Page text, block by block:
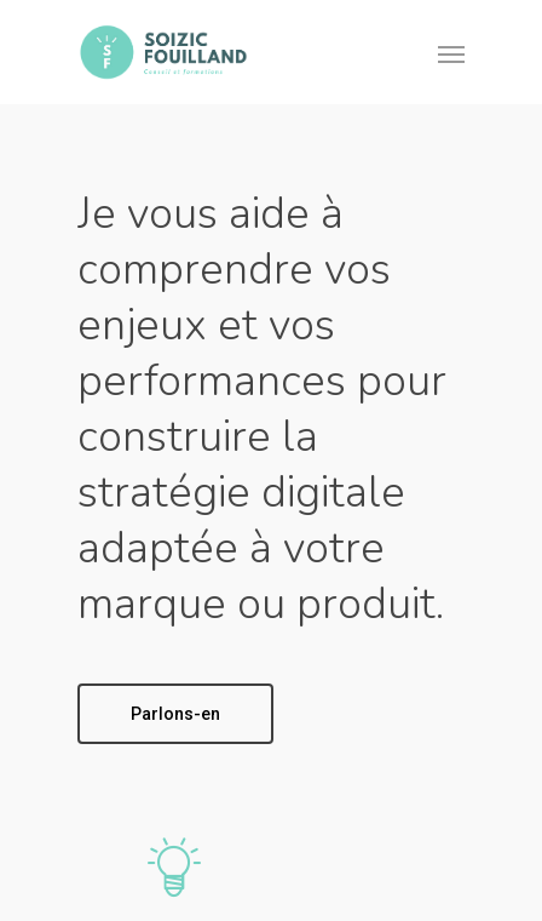
Je vous aide à
comprendre vos
enjeux et vos
performances pour
construire la
stratégie digitale
adaptée à votre
marque ou produit.
Parlons-en